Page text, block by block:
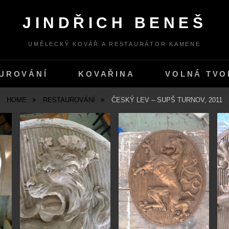
JINDŘICH BENEŠ
UMĚLECKÝ KOVÁŘ A RESTAURÁTOR KAMENE
KOVAŘINA VOLNÁ
HOME RESTAUROVÁNÍ ČESKÝ LEV – SUPŠ TURNOV, 2011